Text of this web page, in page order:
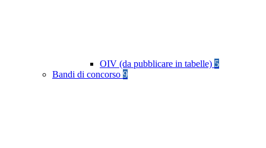
OIV (da pubblicare in tabelle) 5
Bandi di concorso 9